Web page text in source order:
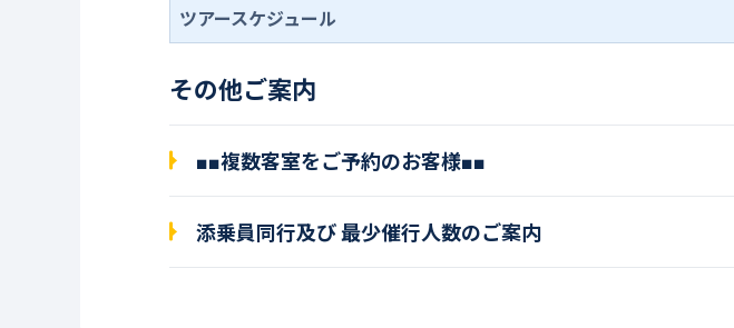
ツアースケジュール
その他ご案内
■■複数客室をご予約のお客様■■
添乗員同行及び 最少催行人数のご案内